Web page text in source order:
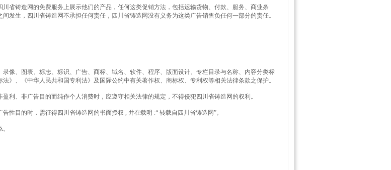
省铸造网的免费服务上展示他们的产品，任何这类促销方法，包括运输货物、付款、服务、商业条
发生，四川省铸造网不承担任何责任，四川省铸造网没有义务为这类广告销售负任何一部分的责任。
像、图表、标志、标识、广告、商标、域名、软件、程序、版面设计、专栏目录与名称、内容分类标
》、《中华人民共和国专利法》及国际公约中有关著作权、商标权、专利权等相关法律条款之保护。
利、非广告目的而纯作个人消费时，应遵守相关法律的规定，不得侵犯四川省铸造网的权利。
性目的时，需征得四川省铸造网的书面授权 , 并在载明 :“ 转载自四川省铸造网”。